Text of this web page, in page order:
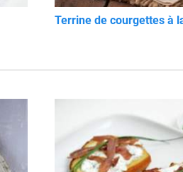
Terrine de courgettes à